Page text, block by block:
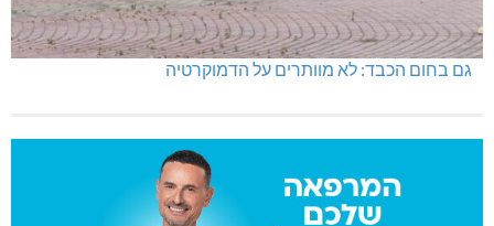
גם בחום הכבד: לא מוותרים על הדמוקרטיה